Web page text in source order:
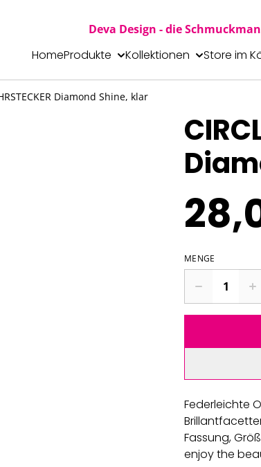
Deva Design - die
HomeProdukte Kollektionen Store im
Diamond Shine, klar
MENGE
Federleichte
Fassung,
enjoy the